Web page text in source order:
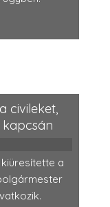
civileket,
a